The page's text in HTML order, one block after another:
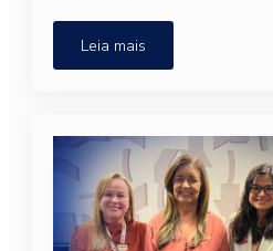
Leia mais